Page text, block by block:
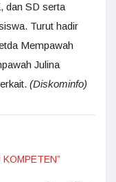
dan SD serta
Turut hadir
Mempawah
Julina
(Diskominfo)